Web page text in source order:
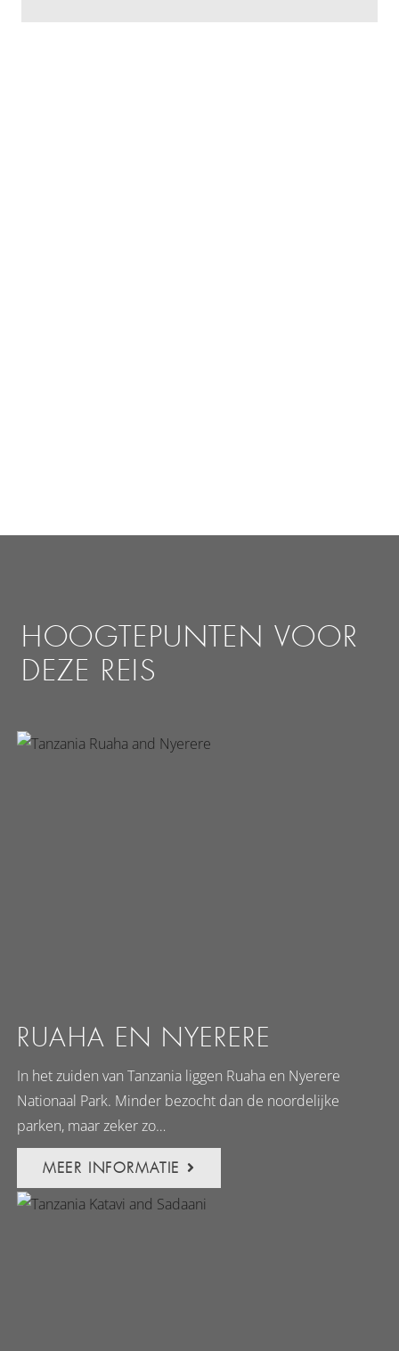
HOOGTEPUNTEN VOOR
DEZE REIS
RUAHA EN NYERERE
In het zuiden van Tanzania liggen Ruaha en Nyerere
Nationaal Park. Minder bezocht dan de noordelijke
parken, maar zeker zo…
MEER INFORMATIE